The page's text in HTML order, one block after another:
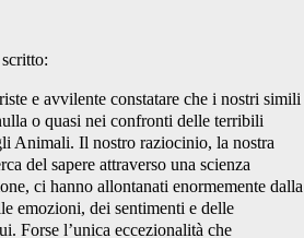
e avvilente constatare che i nostri simili
o quasi nei confronti delle terribili
Animali. Il nostro raziocinio, la nostra
del sapere attraverso una scienza
ci hanno allontanati enormemente dalla
emozioni, dei sentimenti e delle
Forse l’unica eccezionalità che